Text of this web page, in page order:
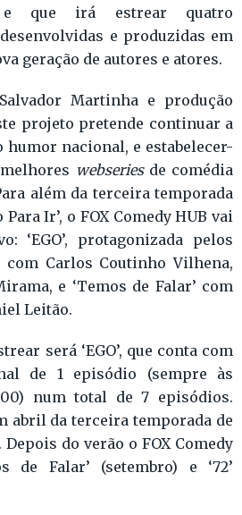
e que irá estrear quatro
e produzidas em
geração de autores e atores.
Martinha e produção
projeto pretende continuar a
nacional, e estabelecer-
webseriesde comédia
além da terceira temporada
Ir’, o FOX Comedy HUB vai
‘EGO’, protagonizada pelos
com Carlos Coutinho Vilhena,
e ‘Temos de Falar’ com
Leitão.
será ‘EGO’, que conta com
de 1 episódio (sempre às
num total de 7 episódios.
abril da terceira temporada de
Depois do verão o FOX Comedy
de Falar’ (setembro) e ‘72’